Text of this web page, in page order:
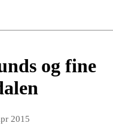
og fine
2015